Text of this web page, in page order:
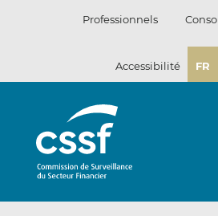
Professionnels
Accessibilité FR